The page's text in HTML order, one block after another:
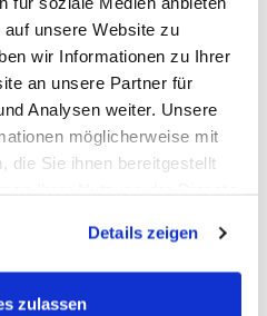
unsere Website zu
wir Informationen zu Ihrer
an unsere Partner für
Analysen weiter. Unsere
möglicherweise mit
die Sie ihnen bereitgestellt
weiterhin nutzen.
Details zeigen
zulassen